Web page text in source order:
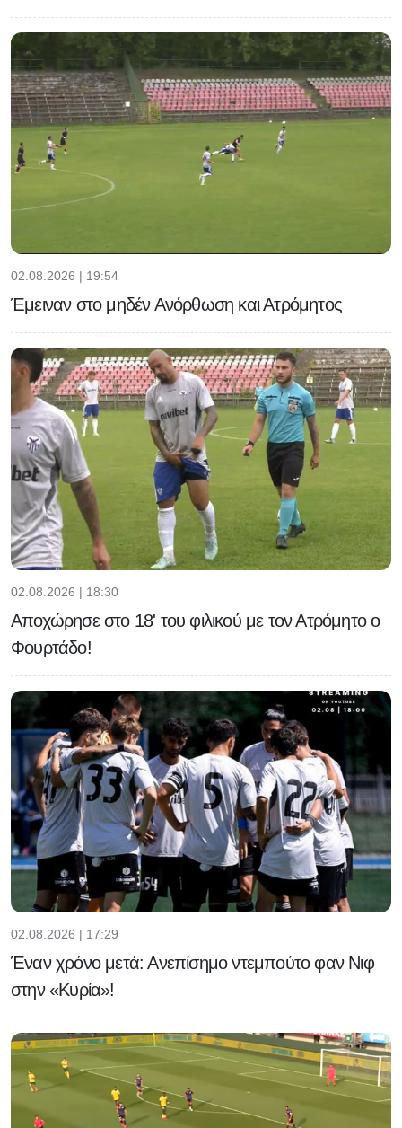
02.08.2026 | 19:54
Έμειναν στο μηδέν Ανόρθωση και Ατρόμητος
02.08.2026 | 18:30
Αποχώρησε στο 18' του φιλικού με τον Ατρόμητο ο
Φουρτάδο!
02.08.2026 | 17:29
Έναν χρόνο μετά: Ανεπίσημο ντεμπούτο φαν Νιφ
στην «Κυρία»!